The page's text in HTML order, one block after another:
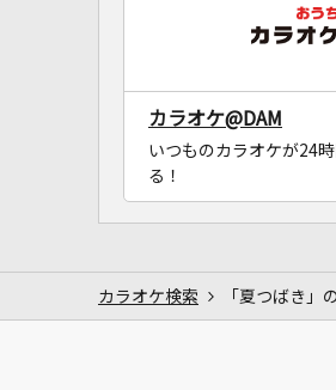
カラオケ@DAM
いつものカラオケが24
る！
カラオケ検索 「夏つばき」